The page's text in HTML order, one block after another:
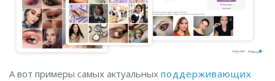
А вот примеры самых актуальных поддерживающих